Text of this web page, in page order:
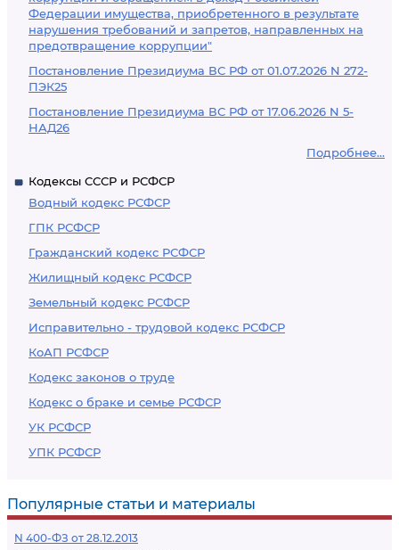
Федерации имущества, приобретенного в результате
нарушения требований и запретов, направленных на
предотвращение коррупции"
Постановление Президиума ВС РФ от 01.07.2026 N 272-
ПЭК25
Постановление Президиума ВС РФ от 17.06.2026 N 5-
НАД26
Подробнее...
Кодексы СССР и РСФСР
Водный кодекс РСФСР
ГПК РСФСР
Гражданский кодекс РСФСР
Жилищный кодекс РСФСР
Земельный кодекс РСФСР
Исправительно - трудовой кодекс РСФСР
КоАП РСФСР
Кодекс законов о труде
Кодекс о браке и семье РСФСР
УК РСФСР
УПК РСФСР
Популярные статьи и материалы
N 400-ФЗ от 28.12.2013